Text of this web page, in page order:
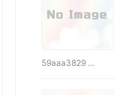
59aaa3829 ...